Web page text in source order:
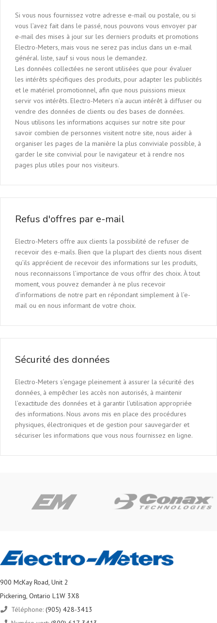
Si vous nous fournissez votre adresse e-mail ou postale, ou si
vous l’avez fait dans le passé, nous pouvons vous envoyer par
e-mail des mises à jour sur les derniers produits et promotions
Electro-Meters, mais vous ne serez pas inclus dans un e-mail
général. liste, sauf si vous nous le demandez.
Les données collectées ne seront utilisées que pour évaluer
les intérêts spécifiques des produits, pour adapter les publicités
et le matériel promotionnel, afin que nous puissions mieux
servir vos intérêts. Electro-Meters n’a aucun intérêt à diffuser ou
vendre des données de clients ou des bases de données.
Nous utilisons les informations acquises sur notre site pour
savoir combien de personnes visitent notre site, nous aider à
organiser les pages de la manière la plus conviviale possible, à
garder le site convivial pour le navigateur et à rendre nos
pages plus utiles pour nos visiteurs.
Refus d'offres par e-mail
Electro-Meters offre aux clients la possibilité de refuser de
recevoir des e-mails. Bien que la plupart des clients nous disent
qu’ils apprécient de recevoir des informations sur les produits,
nous reconnaissons l’importance de vous offrir des choix. À tout
moment, vous pouvez demander à ne plus recevoir
d’informations de notre part en répondant simplement à l’e-
mail ou en nous informant de votre choix.
Sécurité des données
Electro-Meters s’engage pleinement à assurer la sécurité des
données, à empêcher les accès non autorisés, à maintenir
l’exactitude des données et à garantir l’utilisation appropriée
des informations. Nous avons mis en place des procédures
physiques, électroniques et de gestion pour sauvegarder et
sécuriser les informations que vous nous fournissez en ligne.
900 McKay Road, Unit 2
Pickering, Ontario L1W 3X8
Téléphone: (905) 428-3413